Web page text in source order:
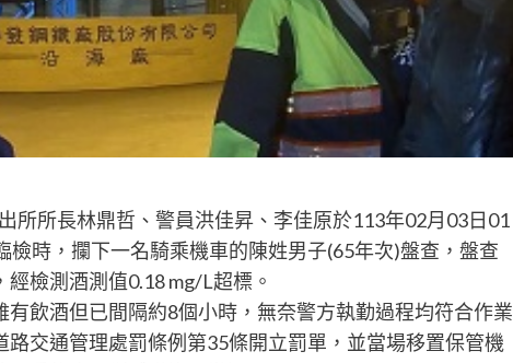
所所長林鼎哲、警員洪佳昇、李佳原於113年02月03日01
時，攔下一名騎乘機車的陳姓男子(65年次)盤查，盤查
檢測酒測值0.18 mg/L超標。
飲酒但已間隔約8個小時，無奈警方執勤過程均符合作業
交通管理處罰條例第35條開立罰單，並當場移置保管機